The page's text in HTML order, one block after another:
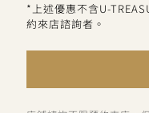
*上述優惠不含U-
約來店諮詢者。